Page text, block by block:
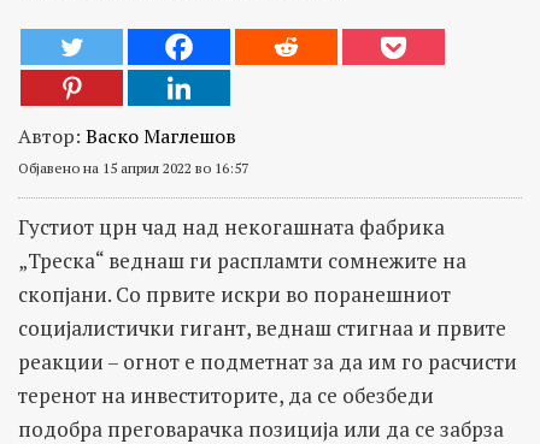
Автор: Васко Маглешов
Објавено на 15 април 2022 во 16:57
Густиот црн чад над некогашната фабрика
„Треска“ веднаш ги распламти сомнежите на
скопјани. Со првите искри во поранешниот
социјалистички гигант, веднаш стигнаа и првите
реакции – огнот е подметнат за да им го расчисти
теренот на инвеститорите, да се обезбеди
подобра преговарачка позиција или да се забрза